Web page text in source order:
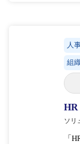
人
組
HR
ソリ
「